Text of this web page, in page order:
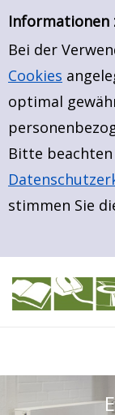
Erweiterte
Informationen
Bei der
Cookies
optimal
Bitte
stimmen Sie
Zur
Zur